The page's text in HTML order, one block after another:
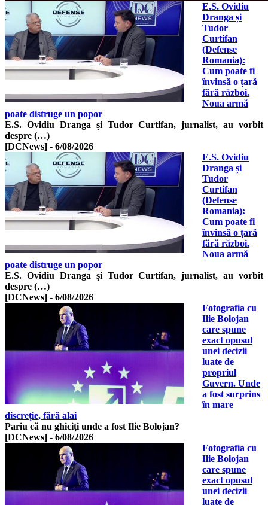
E.S. Ovidiu
Dranga și
Tudor
Curtifan
(Defense
Romania):
Cum poate fi
învinsă o țară
fără război.
Noua armă
poate distruge un popor
E.S. Ovidiu Dranga și Tudor Curtifan, jurnalist, au vorbit
despre (…)
[DCNews] - 6/08/2026
E.S. Ovidiu
Dranga și
Tudor
Curtifan
(Defense
Romania):
Cum poate fi
învinsă o țară
fără război.
Noua armă
poate distruge un popor
E.S. Ovidiu Dranga și Tudor Curtifan, jurnalist, au vorbit
despre (…)
[DCNews] - 6/08/2026
Fotografia cu
Ilie Bolojan
care spune
exact opusul
unei decizii
luate de
propriul
Guvern. Unde
a fost surprins
în mare
discreție, fără alai
Pariu că nu ghiciți unde a fost Ilie Bolojan?
[DCNews] - 6/08/2026
Fotografia cu
Ilie Bolojan
care spune
exact opusul
unei decizii
luate de